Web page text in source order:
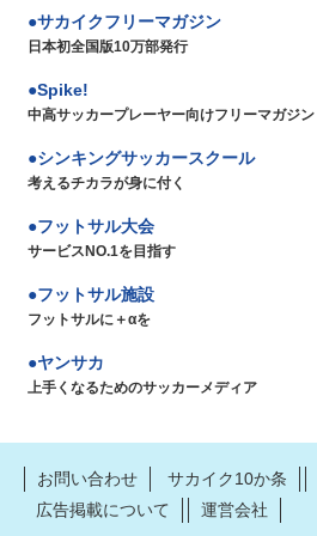
サカイクフリーマガジン
日本初全国版10万部発行
Spike!
中高サッカープレーヤー向けフリーマガジン
シンキングサッカースクール
考えるチカラが身に付く
フットサル大会
サービスNO.1を目指す
フットサル施設
フットサルに＋αを
ヤンサカ
上手くなるためのサッカーメディア
お問い合わせ サカイク10か条
広告掲載について
運営会社